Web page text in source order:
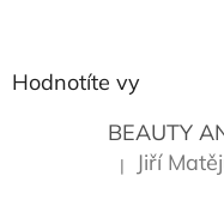
Hodnotíte vy
BEAUTY
Hodnocení
| Jiří